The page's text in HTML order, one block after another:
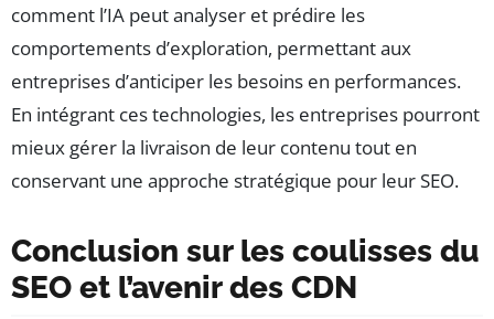
comment l’IA peut analyser et prédire les
comportements d’exploration, permettant aux
entreprises d’anticiper les besoins en performances.
En intégrant ces technologies, les entreprises pourront
mieux gérer la livraison de leur contenu tout en
conservant une approche stratégique pour leur SEO.
Conclusion sur les coulisses du
SEO et l’avenir des CDN